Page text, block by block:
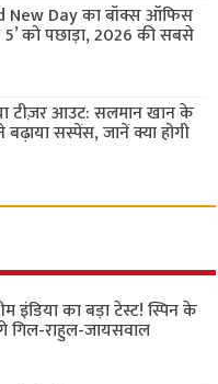
New Day का बॉक्स ऑफिस
5’ को पछाड़ा, 2026 की सबसे
टीज़र आउट: सलमान खान के
बढ़ाया सस्पेंस, जानें क्या होगी
इंडिया का बड़ा टेस्ट! स्पिन के
राहुल-जायसवाल